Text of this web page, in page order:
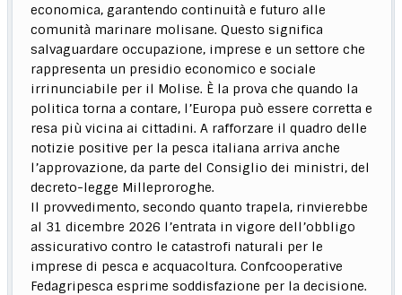
economica, garantendo continuità e futuro alle
comunità marinare molisane. Questo significa
salvaguardare occupazione, imprese e un settore che
rappresenta un presidio economico e sociale
irrinunciabile per il Molise. È la prova che quando la
politica torna a contare, l’Europa può essere corretta e
resa più vicina ai cittadini. A rafforzare il quadro delle
notizie positive per la pesca italiana arriva anche
l’approvazione, da parte del Consiglio dei ministri, del
decreto-legge Milleproroghe.
Il provvedimento, secondo quanto trapela, rinvierebbe
al 31 dicembre 2026 l’entrata in vigore dell’obbligo
assicurativo contro le catastrofi naturali per le
imprese di pesca e acquacoltura. Confcooperative
Fedagripesca esprime soddisfazione per la decisione.